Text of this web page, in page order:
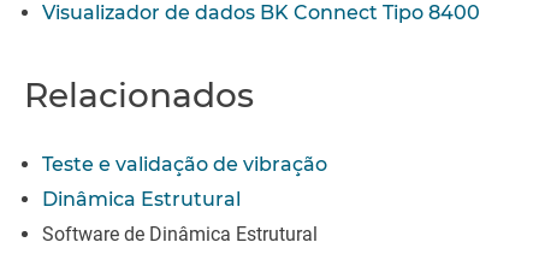
Visualizador de dados BK Connect Tipo 8400
Relacionados
Teste e validação de vibração
Dinâmica Estrutural
Software de Dinâmica Estrutural